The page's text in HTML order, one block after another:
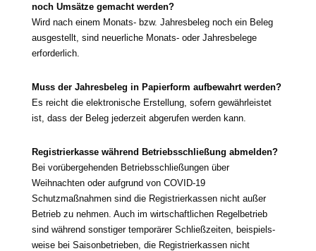
noch Umsätze gemacht wer­den?
Wird nach einem Monats- bzw. Jahresbeleg noch ein Beleg
aus­ge­stellt, sind neu­er­li­che Monats- oder Jahresbelege
erforderlich.
Muss der Jahresbeleg in Papierform auf­be­wahrt wer­den?
Es reicht die elek­tro­ni­sche Erstellung, sofern gewähr­leis­tet
ist, dass der Beleg jeder­zeit abge­ru­fen wer­den kann.
Registrierkasse wäh­rend Betriebsschließung abmel­den?
Bei vor­über­ge­hen­den Betriebsschließungen über
Weihnachten oder auf­grund von COVID-19
Schutzmaßnahmen sind die Registrierkassen nicht außer
Betrieb zu neh­men. Auch im wirt­schaft­li­chen Regelbetrieb
sind wäh­rend sons­ti­ger tem­po­rä­rer Schließzeiten, bei­spiels­
wei­se bei Saisonbetrieben, die Registrierkassen nicht